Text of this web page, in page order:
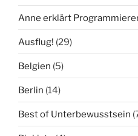
Anne erklärt
Ausflug! (29)
Belgien (5)
Berlin (14)
Best of Unterbewusstsein